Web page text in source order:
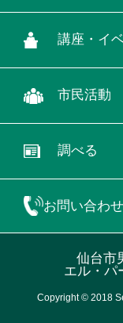
講座・イ
市民活動
調べる
お問い合わせ
仙台市
エル・パ
Copyright © 2018